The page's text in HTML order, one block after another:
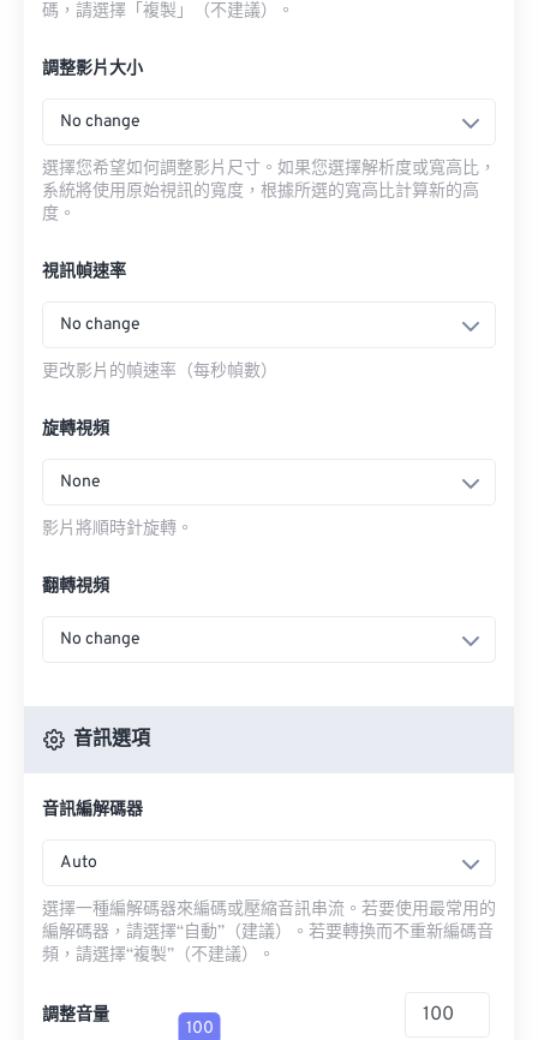
碼，請選擇「複製」（不建議）。
調整影片大小
No change
選擇您希望如何調整影片尺寸。如果您選擇解析度或寬高比，
系統將使用原始視訊的寬度，根據所選的寬高比計算新的高
度。
視訊幀速率
No change
更改影片的幀速率（每秒幀數）
旋轉視頻
None
影片將順時針旋轉。
翻轉視頻
No change
音訊選項
音訊編解碼器
Auto
選擇一種編解碼器來編碼或壓縮音訊串流。若要使用最常用的
編解碼器，請選擇“自動”（建議）。若要轉換而不重新編碼音
頻，請選擇“複製”（不建議）。
調整音量
100